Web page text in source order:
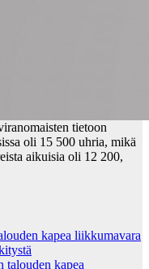
tietoon
oli 15 500 uhria, mikä
aikuisia oli 12 200,
kapea liikkumavara